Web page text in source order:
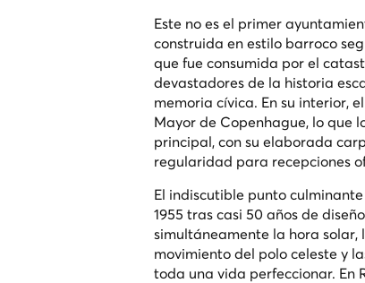
Este no es el primer
construida en estilo barroco
que fue consumida por el
devastadores de la historia
memoria cívica. En su interior,
Mayor de Copenhague, lo que
principal, con su elaborada
regularidad para recepciones
El indiscutible punto
1955 tras casi 50 años de
simultáneamente la hora solar,
movimiento del polo celeste y
toda una vida perfeccionar. En